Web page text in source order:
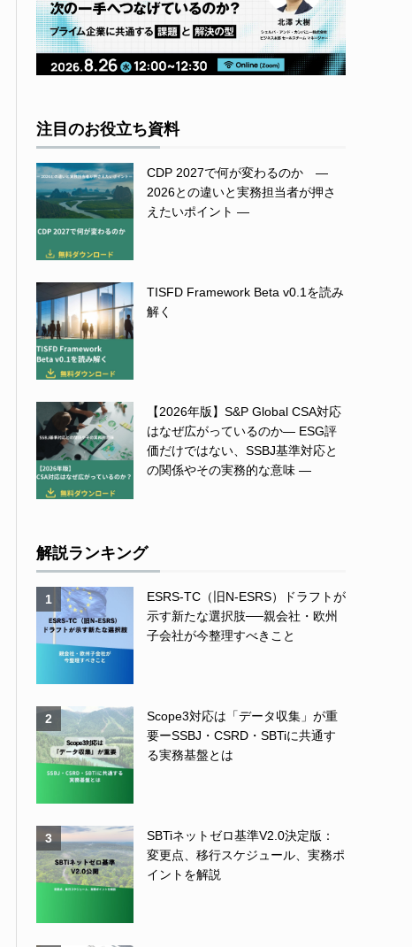
注目のお役立ち資料
CDP 2027で何が変わるのか ―
2026との違いと実務担当者が押さ
えたいポイント ―
TISFD Framework Beta v0.1を読み
解く
【2026年版】S&P Global CSA対応
はなぜ広がっているのか― ESG評
価だけではない、SSBJ基準対応と
の関係やその実務的な意味 ―
解説ランキング
1
ESRS-TC（旧N-ESRS）ドラフトが
示す新たな選択肢──親会社・欧州
子会社が今整理すべきこと
2
Scope3対応は「データ収集」が重
要ーSSBJ・CSRD・SBTiに共通す
る実務基盤とは
3
SBTiネットゼロ基準V2.0決定版：
変更点、移行スケジュール、実務ポ
イントを解説